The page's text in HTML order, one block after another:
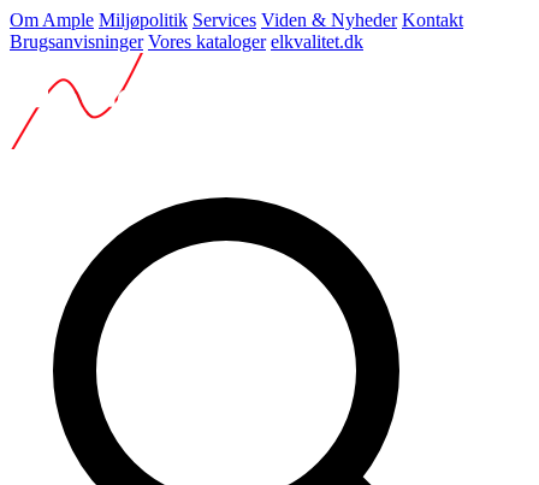
Om Ample Miljøpolitik Services Viden & Nyheder Kontakt
Brugsanvisninger Vores kataloger elkvalitet.dk